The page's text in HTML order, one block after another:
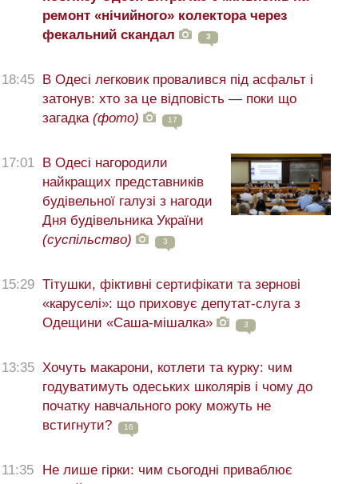
ремонт «нічийного» колектора через
фекальний скандал
3
18:45 В Одесі легковик провалився під асфальт і
затонув: хто за це відповість — поки що
загадка (фото) 17
17:01
В Одесі нагородили
найкращих представників
будівельної галузі з нагоди
Дня будівельника України
(суспільство)
3
15:29 Тітушки, фіктивні сертифікати та зернові
«каруселі»: що приховує депутат-слуга з
Одещини «Саша-мішалка»
3
13:35 Хочуть макарони, котлети та курку: чим
годуватимуть одеських школярів і чому до
початку навчального року можуть не
встигнути?
16
11:35
Не лише гірки: чим сьогодні приваблює